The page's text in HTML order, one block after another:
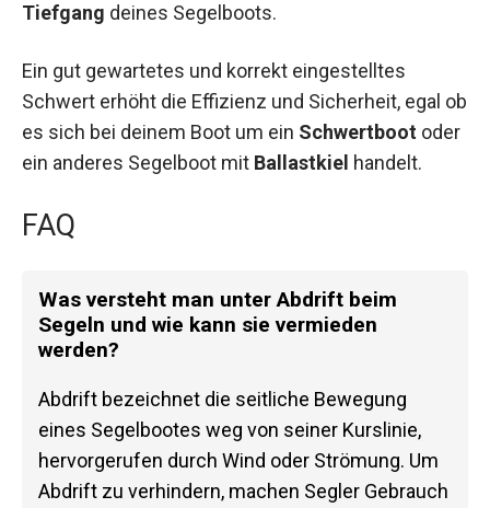
Tiefgang deines Segelboots.
Ein gut gewartetes und korrekt eingestelltes
Schwert erhöht die Effizienz und Sicherheit, egal ob
es sich bei deinem Boot um ein Schwertboot oder
ein anderes Segelboot mit Ballastkiel handelt.
FAQ
Was versteht man unter Abdrift beim
Segeln und wie kann sie vermieden
werden?
Abdrift bezeichnet die seitliche Bewegung
eines Segelbootes weg von seiner Kurslinie,
hervorgerufen durch Wind oder Strömung. Um
Abdrift zu verhindern, machen Segler Gebrauch